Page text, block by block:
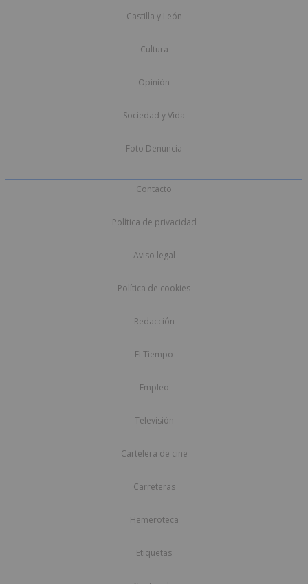
Castilla y León
Cultura
Opinión
Sociedad y Vida
Foto Denuncia
Contacto
Política de privacidad
Aviso legal
Política de cookies
Redacción
El Tiempo
Empleo
Televisión
Cartelera de cine
Carreteras
Hemeroteca
Etiquetas